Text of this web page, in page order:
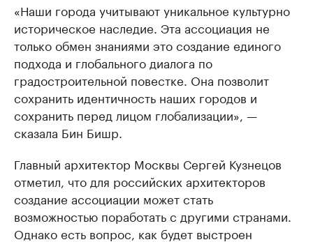
«Наши города учитывают уникальное культурно
историческое наследие. Эта ассоциация не
только обмен знаниями это создание единого
подхода и глобального диалога по
градостроительной повестке. Она позволит
сохранить идентичность наших городов и
сохранить перед лицом глобализации», —
сказала Бин Бишр.
Главный архитектор Москвы Сергей Кузнецов
отметил, что для российских архитекторов
создание ассоциации может стать
возможностью поработать с другими странами.
Однако есть вопрос, как будет выстроен